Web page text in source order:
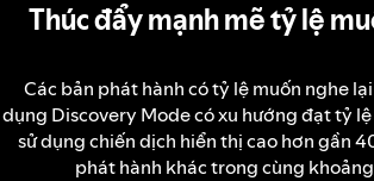
Thúc đẩy mạnh mẽ tỷ lệ
Các bản phát hành có tỷ lệ muốn nghe
dụng Discovery Mode có xu hướng đạt tỷ
sử dụng chiến dịch hiển thị cao hơn gần
phát hành khác trong cùng